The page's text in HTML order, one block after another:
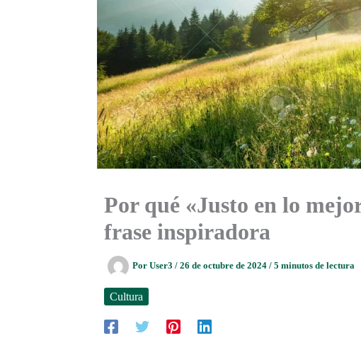
Por qué «Justo en lo
frase inspiradora
Por User3 / 26 de octubre de 2024 / 5 minutos de lectura
Cultura